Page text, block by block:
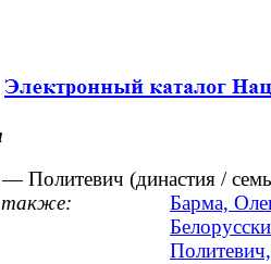
Политевич (династия /
Барма,